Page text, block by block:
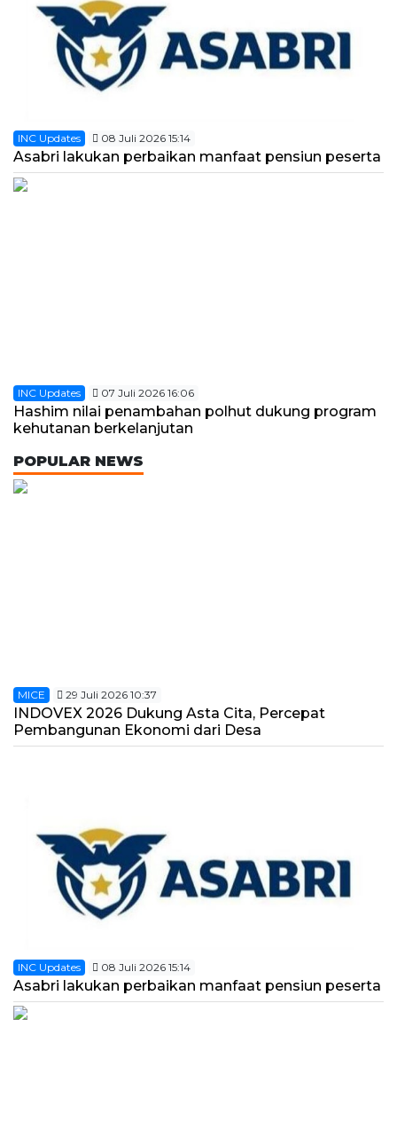
INC Updates 08 Juli 2026 15:14
Asabri lakukan perbaikan manfaat pensiun peserta
INC Updates 07 Juli 2026 16:06
Hashim nilai penambahan polhut dukung program
kehutanan berkelanjutan
POPULAR NEWS
MICE 29 Juli 2026 10:37
INDOVEX 2026 Dukung Asta Cita, Percepat
Pembangunan Ekonomi dari Desa
INC Updates 08 Juli 2026 15:14
Asabri lakukan perbaikan manfaat pensiun peserta